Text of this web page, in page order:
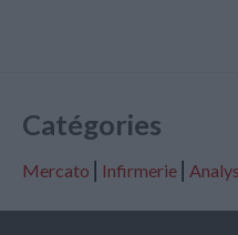
Catégories
Mercato Infirmerie